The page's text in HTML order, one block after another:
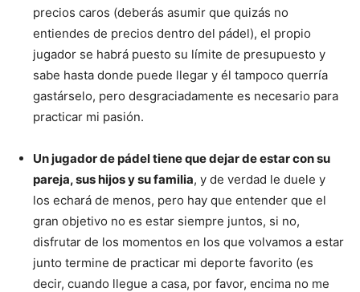
precios caros (deberás asumir que quizás no
entiendes de precios dentro del pádel), el propio
jugador se habrá puesto su límite de presupuesto y
sabe hasta donde puede llegar y él tampoco querría
gastárselo, pero desgraciadamente es necesario para
practicar mi pasión.
Un jugador de pádel tiene que dejar de estar con su
pareja, sus hijos y su familia, y de verdad le duele y
los echará de menos, pero hay que entender que el
gran objetivo no es estar siempre juntos, si no,
disfrutar de los momentos en los que volvamos a estar
junto termine de practicar mi deporte favorito (es
decir, cuando llegue a casa, por favor, encima no me